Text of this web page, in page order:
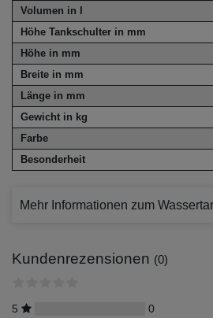
Volumen in l
Höhe Tankschulter in mm
Höhe in mm
Breite in mm
Länge in mm
Gewicht in kg
Farbe
Besonderheit
Mehr Informationen zum
Kundenrezensionen (0)
5
0